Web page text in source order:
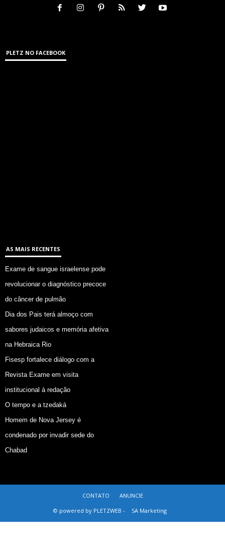
PLETZ NO FACEBOOK
AS MAIS RECENTES
Exame de sangue israelense pode
revolucionar o diagnóstico precoce
do câncer de pulmão
Dia dos Pais terá almoço com
sabores judaicos e memória afetiva
na Hebraica Rio
Fisesp fortalece diálogo com a
Revista Exame em visita
institucional à redação
O tempo e a tzedaká
Homem de Nova Jersey é
condenado por invadir sede do
Chabad
CONTATO
ANUNCIE
© powered by PLETZWEB -
SA Marketing